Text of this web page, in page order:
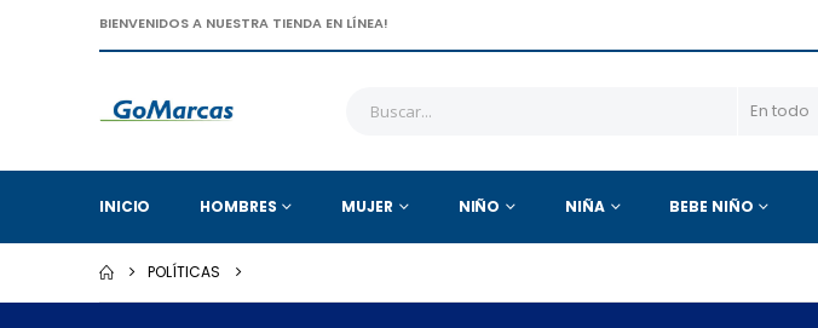
BIENVENIDOS A NUESTRA TIENDA EN LÍNEA!
INICIO HOMBRES MUJER NIÑO NIÑA BEBE NIÑO
POLÍTICAS